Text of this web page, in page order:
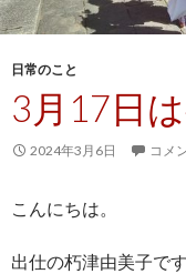
日常のこと
3月17日
2024年3月6日 コメ
こんにちは。
出仕の朽津由美子です